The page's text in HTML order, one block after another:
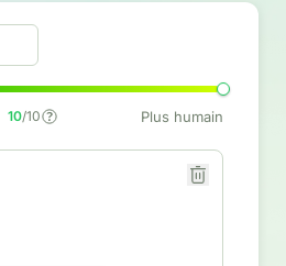
10/10 Plus humain